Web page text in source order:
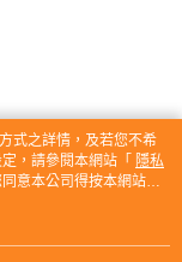
式之詳情，及若您不希
，請參閱本網站「 隱私
意本公司得按本網站使